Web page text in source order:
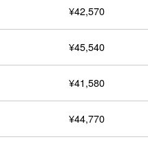
¥42,570
¥45,540
¥41,580
¥44,770